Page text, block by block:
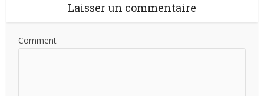
Laisser un commentaire
Comment